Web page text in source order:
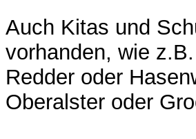
Auch Kitas und
vorhanden, wie
Redder oder
Oberalster oder